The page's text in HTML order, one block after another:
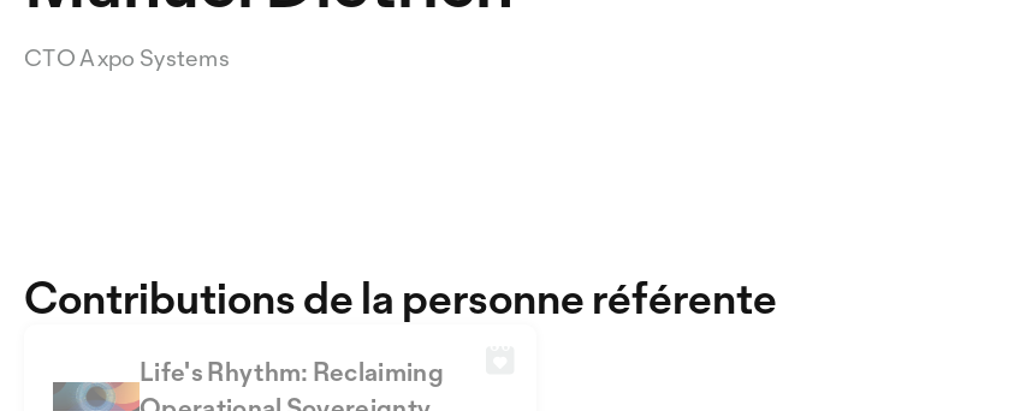
CTO Axpo Systems
Life's Rhythm: Reclaiming
Contributions de la personne référente